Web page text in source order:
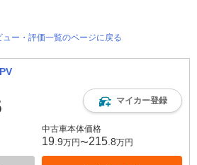
ー・評価一覧のページに戻る
マイカー登録
中古車本体価格
19 .9万円〜215 .8万円